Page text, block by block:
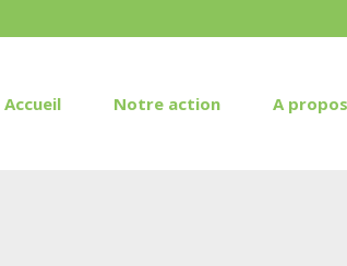
Accueil Notre action A propos